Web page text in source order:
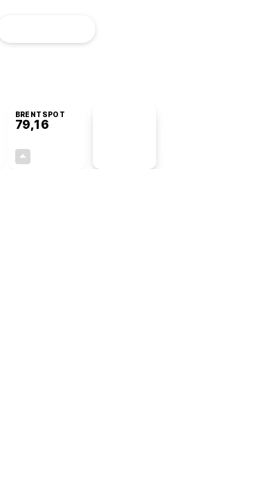
BRENTSPOT
79,16